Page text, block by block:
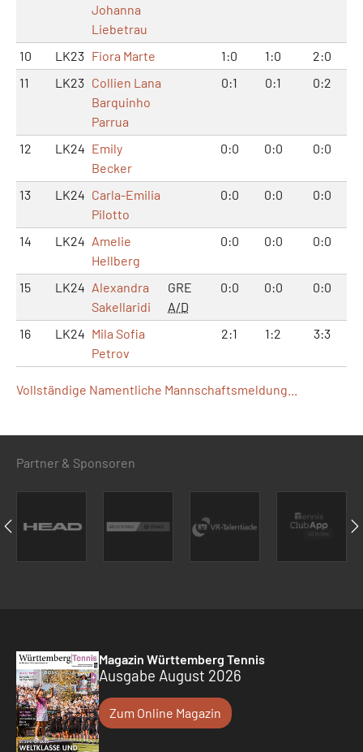
Johanna
Liebetrau
10 LK23 Fiora Marte 1:0 1:0
2:0
11
LK23 Collien Lana
Barquinho
Parrua
0:1 0:1 0:2
12 LK24 Emily
Becker
0:0 0:0 0:0
13 LK24 Carla-Emilia
Pilotto
0:0 0:0 0:0
14 LK24 Amelie
Hellberg
0:0 0:0 0:0
15 LK24 Alexandra
Sakellaridi
GRE
A/D
0:0 0:0 0:0
16 LK24 Mila Sofia
Petrov
2:1 1:2 3:3
Vollständige Namentliche Mannschaftsmeldung...
Partner & Sponsoren
Magazin Württemberg Tennis
Ausgabe August 2026
Zum Online Magazin